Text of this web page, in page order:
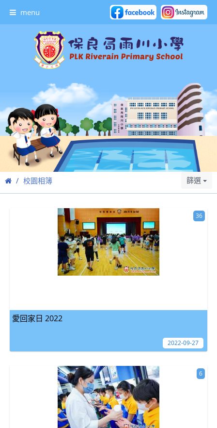
menu
校園相簿 篩選
愛回家日 2022
36
2022-09-27
6